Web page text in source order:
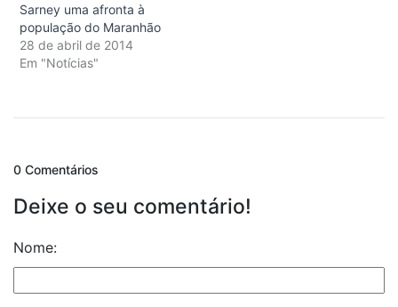
Sarney uma afronta à
população do Maranhão
28 de abril de 2014
Em "Notícias"
0 Comentários
Deixe o seu comentário!
Nome: